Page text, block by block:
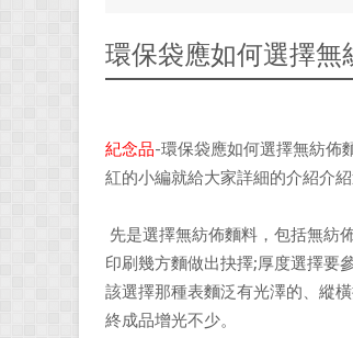
環保袋應如何選擇無
紀念品-環保袋應如何選擇無紡佈
紅的小編就給大家詳細的介紹介紹
先是選擇無紡佈麵料，包括無紡
印刷幾方麵做出抉擇;厚度選擇要
該選擇那種表麵泛有光澤的、縱
終成品增光不少。